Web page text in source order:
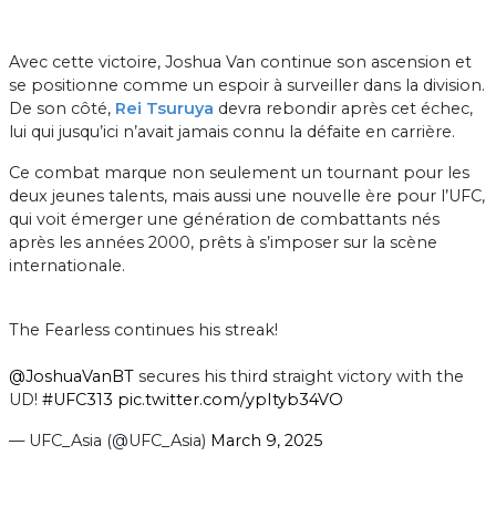
Avec cette victoire, Joshua Van continue son ascension et
se positionne comme un espoir à surveiller dans la division.
De son côté, Rei Tsuruya devra rebondir après cet échec,
lui qui jusqu’ici n’avait jamais connu la défaite en carrière.
Ce combat marque non seulement un tournant pour les
deux jeunes talents, mais aussi une nouvelle ère pour l’UFC,
qui voit émerger une génération de combattants nés
après les années 2000, prêts à s’imposer sur la scène
internationale.
The Fearless continues his streak!
@JoshuaVanBT secures his third straight victory with the
UD! #UFC313 pic.twitter.com/ypItyb34VO
— UFC_Asia (@UFC_Asia) March 9, 2025